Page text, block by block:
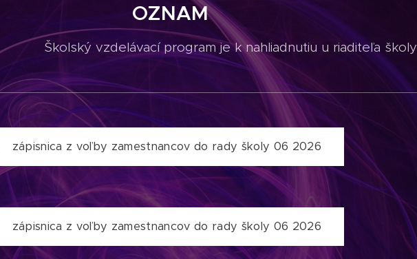
program je k nahliadnutiu u riaditeľa školy
zápisnica z voľby zamestnancov do rady školy 06 2026
zápisnica z voľby zamestnancov do rady školy 06 2026